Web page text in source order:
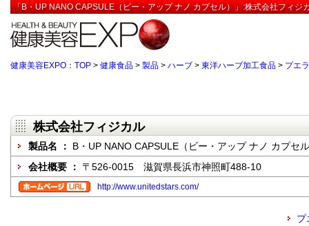
「B・UP NANO CAPSULE（ビー・アップ ナノ カプセル）」:株式会社フィジ
健康美容EXPO：TOP > 健康食品 > 製品 > ハーブ > 東洋ハーブ加工食品 > プエ
株式会社フィジカル
製品名 ： B・UP NANO CAPSULE（ビー・アップ ナノ カプセ
会社概要 ： 〒526-0015 滋賀県長浜市神照町488-10
http://www.unitedstars.com/
プ